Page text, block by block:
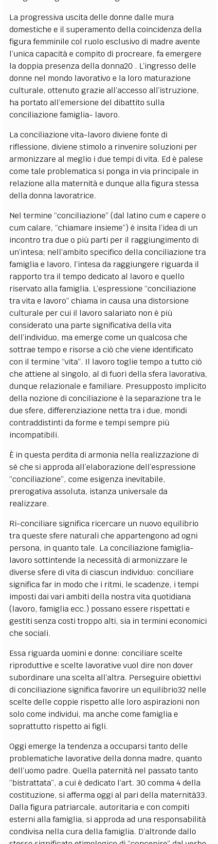
La progressiva uscita delle donne dalle mura
domestiche e il superamento della coincidenza della
figura femminile col ruolo esclusivo di madre avente
l’unica capacità e compito di procreare, fa emergere
la doppia presenza della donna20 . L’ingresso delle
donne nel mondo lavorativo e la loro maturazione
culturale, ottenuto grazie all’accesso all’istruzione,
ha portato all’emersione del dibattito sulla
conciliazione famiglia- lavoro.
La conciliazione vita-lavoro diviene fonte di
riflessione, diviene stimolo a rinvenire soluzioni per
armonizzare al meglio i due tempi di vita. Ed è palese
come tale problematica si ponga in via principale in
relazione alla maternità e dunque alla figura stessa
della donna lavoratrice.
Nel termine “conciliazione” (dal latino cum e capere o
cum calare, “chiamare insieme”) è insita l’idea di un
incontro tra due o più parti per il raggiungimento di
un’intesa; nell’ambito specifico della conciliazione tra
famiglia e lavoro, l’intesa da raggiungere riguarda il
rapporto tra il tempo dedicato al lavoro e quello
riservato alla famiglia. L’espressione “conciliazione
tra vita e lavoro” chiama in causa una distorsione
culturale per cui il lavoro salariato non è più
considerato una parte significativa della vita
dell’individuo, ma emerge come un qualcosa che
sottrae tempo e risorse a ciò che viene identificato
con il termine “vita”. Il lavoro toglie tempo a tutto ciò
che attiene al singolo, al di fuori della sfera lavorativa,
dunque relazionale e familiare. Presupposto implicito
della nozione di conciliazione è la separazione tra le
due sfere, differenziazione netta tra i due, mondi
contraddistinti da forme e tempi sempre più
incompatibili.
È in questa perdita di armonia nella realizzazione di
sé che si approda all’elaborazione dell’espressione
“conciliazione”, come esigenza inevitabile,
prerogativa assoluta, istanza universale da
realizzare.
Ri-conciliare significa ricercare un nuovo equilibrio
tra queste sfere naturali che appartengono ad ogni
persona, in quanto tale. La conciliazione famiglia-
lavoro sottintende la necessità di armonizzare le
diverse sfere di vita di ciascun individuo: conciliare
significa far in modo che i ritmi, le scadenze, i tempi
imposti dai vari ambiti della nostra vita quotidiana
(lavoro, famiglia ecc.) possano essere rispettati e
gestiti senza costi troppo alti, sia in termini economici
che sociali.
Essa riguarda uomini e donne: conciliare scelte
riproduttive e scelte lavorative vuol dire non dover
subordinare una scelta all’altra. Perseguire obiettivi
di conciliazione significa favorire un equilibrio32 nelle
scelte delle coppie rispetto alle loro aspirazioni non
solo come individui, ma anche come famiglia e
soprattutto rispetto ai figli.
Oggi emerge la tendenza a occuparsi tanto delle
problematiche lavorative della donna madre, quanto
dell’uomo padre. Quella paternità nel passato tanto
“bistrattata”, a cui è dedicato l’art. 30 comma 4 della
costituzione, si afferma oggi al pari della maternità33.
Dalla figura patriarcale, autoritaria e con compiti
esterni alla famiglia, si approda ad una responsabilità
condivisa nella cura della famiglia. D’altronde dallo